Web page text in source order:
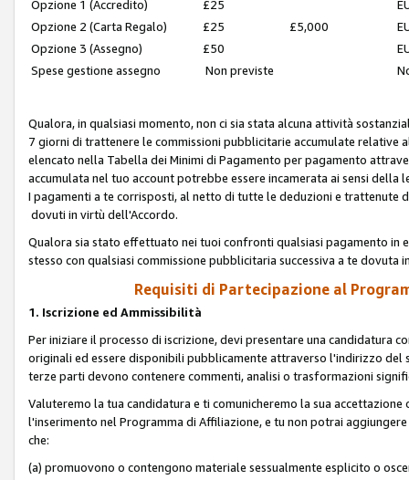
Opzione 1 (Accredito) £25
Opzione 2 (Carta Regalo)
£25 £5,000
Opzione 3 (Assegno)
£50
Spese gestione assegno
Non previste
Qualora, in qualsiasi momento, non ci sia stata alcuna attività
7 giorni di trattenere le commissioni pubblicitarie accumulate
elencato nella Tabella dei Minimi di Pagamento per pagamento
accumulata nel tuo account potrebbe essere incamerata ai sensi
I pagamenti a te corrisposti, al netto di tutte le deduzioni e trattenute
dovuti in virtù dell'Accordo.
Qualora sia stato effettuato nei tuoi confronti qualsiasi pagamento in
stesso con qualsiasi commissione pubblicitaria successiva a te dovuta
Requisiti di Partecipazione al
1. Iscrizione ed Ammissibilità
Per iniziare il processo di iscrizione, devi presentare una candidatura
originali ed essere disponibili pubblicamente attraverso l'indirizzo
terze parti devono contenere commenti, analisi o trasformazioni
Valuteremo la tua candidatura e ti comunicheremo la sua
l'inserimento nel Programma di Affiliazione, e tu non potrai
che:
(a) promuovono o contengono materiale sessualmente esplicito o